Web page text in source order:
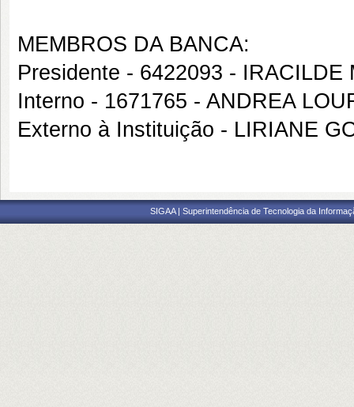
MEMBROS DA BANCA:
Presidente - 6422093 - IRACILDE
Interno - 1671765 - ANDREA
Externo à Instituição - LIRIANE
SIGAA | Superintendência de Tecnologia da